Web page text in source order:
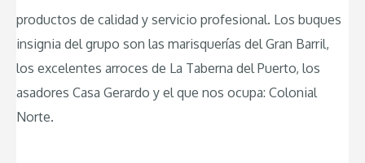
productos de calidad y servicio profesional. Los buques
insignia del grupo son las marisquerías del Gran Barril,
los excelentes arroces de La Taberna del Puerto, los
asadores Casa Gerardo y el que nos ocupa: Colonial
Norte.